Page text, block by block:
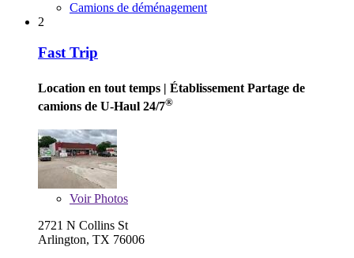
Camions de déménagement
2
Fast Trip
Location en tout temps | Établissement Partage de
camions de U-Haul 24/7®
VoirPhotos
2721 N Collins St
Arlington, TX 76006